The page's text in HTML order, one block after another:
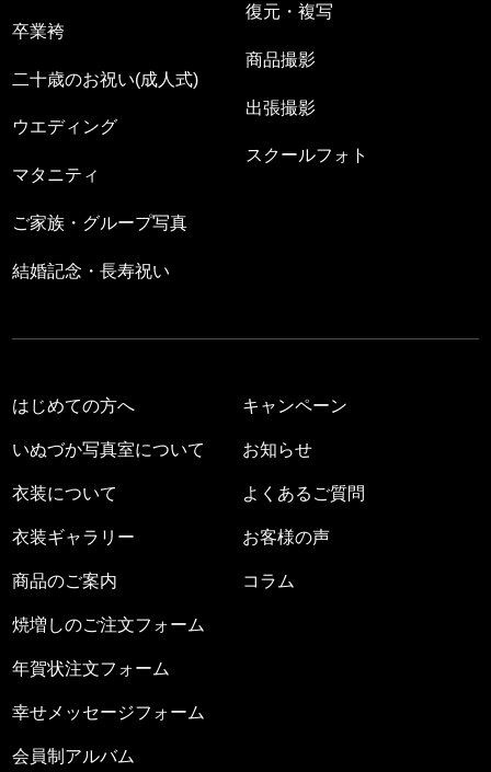
卒業袴
二十歳のお祝い(成人式)
ウエディング
マタニティ
ご家族・グループ写真
結婚記念・長寿祝い
復元・複写
商品撮影
出張撮影
スクールフォト
はじめての方へ
いぬづか写真室について
衣装について
衣装ギャラリー
商品のご案内
焼増しのご注文フォーム
年賀状注文フォーム
幸せメッセージフォーム
会員制アルバム
キャンペーン
お知らせ
よくあるご質問
お客様の声
コラム